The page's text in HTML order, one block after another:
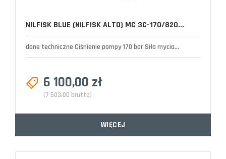
NILFISK BLUE (NILFISK ALTO) MC 3C-170/820...
dane techniczne Ciśnienie pompy 170 bar Siła mycia...
6 100,00 zł
(7 503,00 brutto)
WIĘCEJ